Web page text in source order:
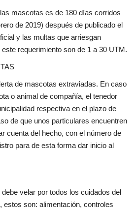
mascotas es de 180 días corridos
de 2019) después de publicado el
y las multas que arriesgan
requerimiento son de 1 a 30 UTM.
de mascotas extraviadas. En caso
o animal de compañía, el tenedor
respectiva en el plazo de
de que unos particulares encuentren
cuenta del hecho, con el número de
para de esta forma dar inicio al
velar por todos los cuidados del
estos son: alimentación, controles